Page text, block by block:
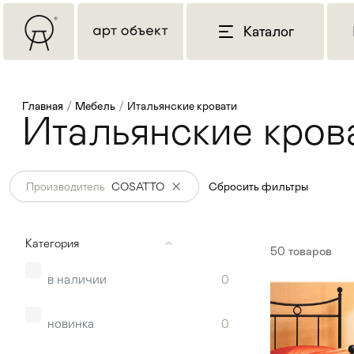
Каталог
Главная / Мебель / Итальянские кровати
Итальянские
Производитель COSATTO Сбросить фильтры
Категория
в наличии 0
новинка 0
50 товаров